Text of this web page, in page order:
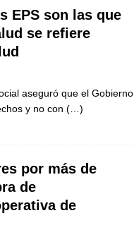
EPS son las que
se refiere
aseguró que el Gobierno
y no con (…)
por más de
de
de